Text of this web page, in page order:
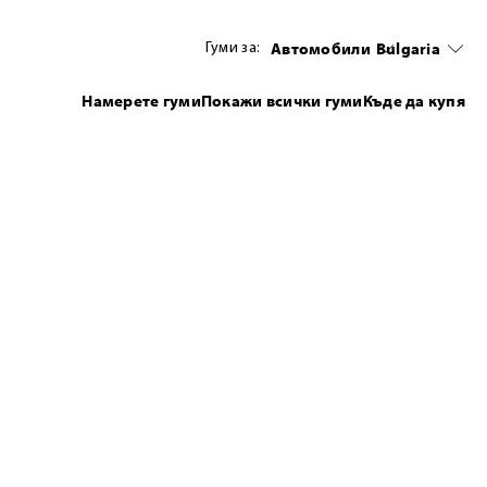
Гуми за: Автомобили Bulgaria
Намерете гумиПокажи всички гумиКъде да купя